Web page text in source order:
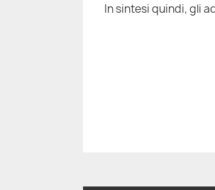
In sintesi quindi, gli